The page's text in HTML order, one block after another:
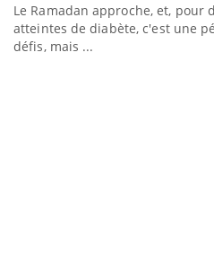
Le Ramadan approche, et, pour
atteintes de diabète, c'est une
défis, mais ...